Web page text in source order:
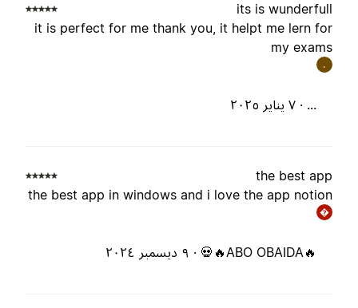
its is
it is perfect for me thank you, it helpt me lern
my
٧ يناير ٢٠٢٥
the best
the best app in windows and i love the app
٩ ديسمبر ٢٠٢٤